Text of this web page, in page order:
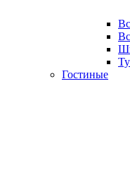
Гостиные